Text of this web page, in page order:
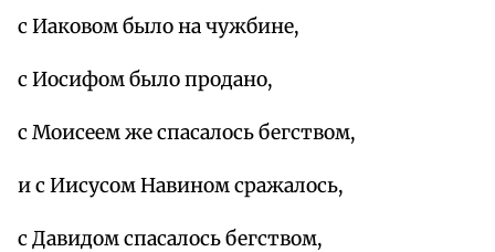
с Иаковом было на чужбине,
с Иосифом было продано,
с Моисеем же спасалось бегством,
и с Иисусом Навином сражалось,
с Давидом спасалось бегством,